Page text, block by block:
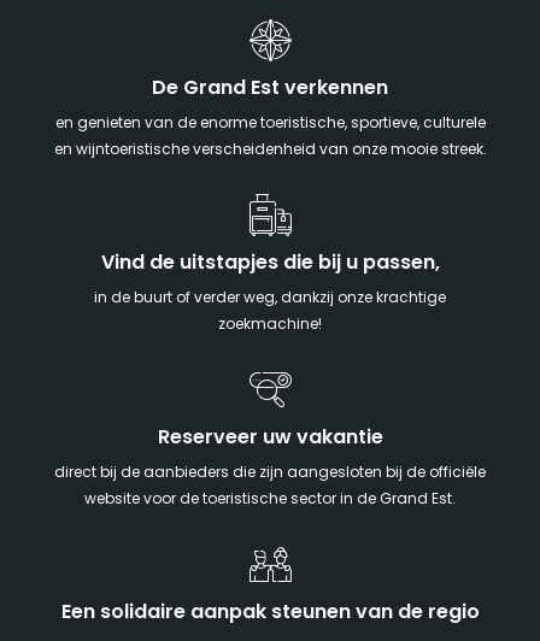
De Grand Est verkennen
en genieten van de enorme toeristische, sportieve, culturele
en wijntoeristische verscheidenheid van onze mooie streek.
Vind de uitstapjes die bij u passen,
in de buurt of verder weg, dankzij onze krachtige
zoekmachine!
Reserveer uw vakantie
direct bij de aanbieders die zijn aangesloten bij de officiële
website voor de toeristische sector in de Grand Est.
Een solidaire aanpak steunen van de regio